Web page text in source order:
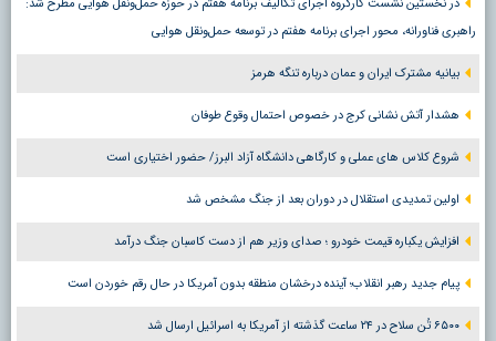
در نخستین نشست کارگروه اجرای تکالیف برنامه هفتم در حوزه حمل‌ونقل هوایی مطرح شد:
راهبری فناورانه، محور اجرای برنامه هفتم در توسعه حمل‌ونقل هوایی
بیانیه مشترک ایران و عمان درباره تنگه هرمز
هشدار آتش نشانی کرج در خصوص احتمال وقوع طوفان
شروع کلاس های عملی و کارگاهی دانشگاه آزاد البرز/ حضور اختیاری است
اولین تمدیدی استقلال در دوران بعد از جنگ مشخص شد
افزایش یکباره قیمت خودرو ؛ صدای وزیر هم از دست کاسبان جنگ درآمد
پیام جدید رهبر انقلاب؛ آینده درخشان منطقه بدون آمریکا در حال رقم خوردن است
۶۵۰۰ تُن سلاح در ۲۴ ساعت گذشته از آمریکا به اسرائیل ارسال شد